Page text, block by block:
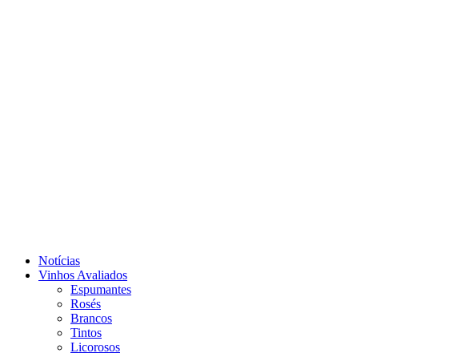
Notícias
Vinhos Avaliados
Espumantes
Rosés
Brancos
Tintos
Licorosos